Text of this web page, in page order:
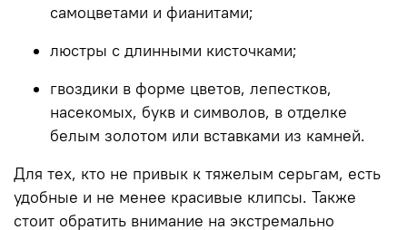
самоцветами и фианитами;
люстры с длинными кисточками;
гвоздики в форме цветов, лепестков,
насекомых, букв и символов, в отделке
белым золотом или вставками из камней.
Для тех, кто не привык к тяжелым серьгам, есть
удобные и не менее красивые клипсы. Также
стоит обратить внимание на экстремально